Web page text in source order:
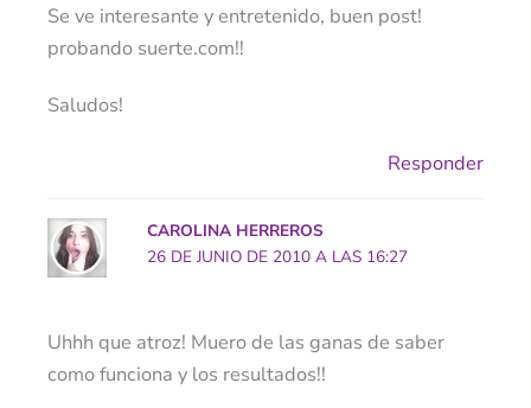
Se ve interesante y entretenido, buen post!
probando suerte.com!!
Saludos!
Responder
CAROLINA HERREROS
26 DE JUNIO DE 2010 A LAS 16:27
Uhhh que atroz! Muero de las ganas de saber
como funciona y los resultados!!